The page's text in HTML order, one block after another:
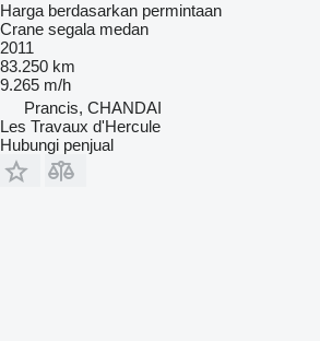
Harga berdasarkan permintaan
Crane segala medan
2011
83.250 km
9.265 m/h
Prancis, CHANDAI
Les Travaux d'Hercule
Hubungi penjual